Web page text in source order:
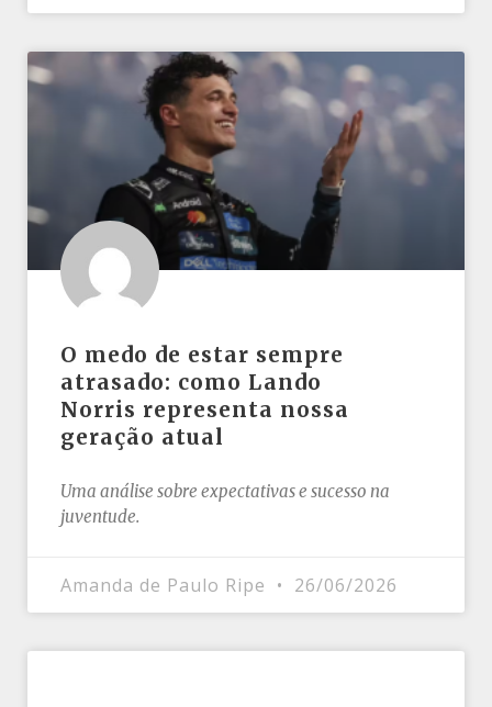
O medo de estar sempre
atrasado: como Lando
Norris representa nossa
geração atual
Uma análise sobre expectativas e sucesso na
juventude.
Amanda de Paulo Ripe 26/06/2026